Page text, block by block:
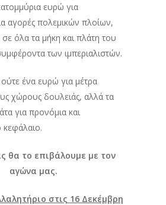
ευρώ για
αγορές πολεμικών πλοίων,
όλα τα μήκη και πλάτη του
των ιμπεριαλιστών.
ένα ευρώ για μέτρα
χώρους δουλειάς, αλλά τα
για προνόμια και
κεφάλαιο.
θα το επιβάλουμε με τον
αγώνα μας.
στις 16 Δεκέμβρη